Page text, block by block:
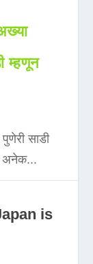
म्हणून
साडी
अनेक...
is